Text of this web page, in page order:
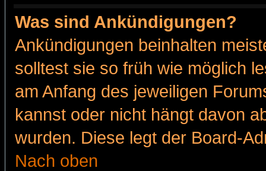
Was sind Ankündigungen?
Ankündigungen beinhalten
solltest sie so früh wie möglich
am Anfang des jeweiligen
kannst oder nicht hängt davon
wurden. Diese legt der Board-
Nach oben